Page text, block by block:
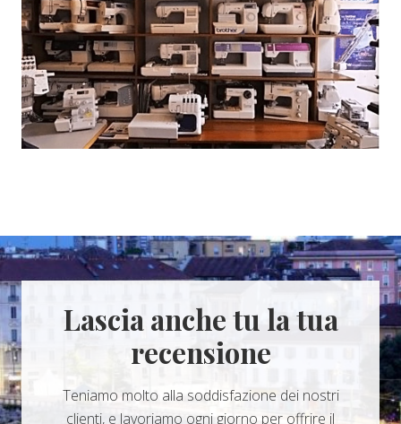
Lascia anche tu la tua
recensione
Teniamo molto alla soddisfazione dei nostri
clienti, e lavoriamo ogni giorno per offrire il